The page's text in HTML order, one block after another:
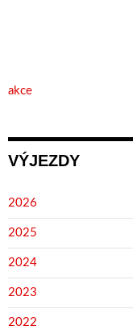
akce
VÝJEZDY
2026
2025
2024
2023
2022